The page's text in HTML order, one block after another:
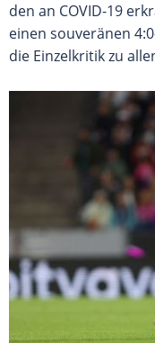
den an COVID-19
einen souveränen
die Einzelkritik zu